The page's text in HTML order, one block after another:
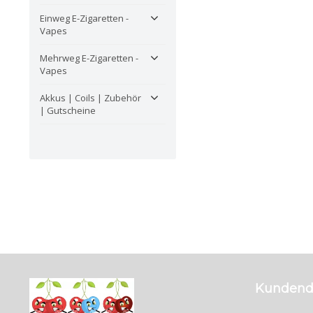
Einweg E-Zigaretten -
Vapes
Mehrweg E-Zigaretten -
Vapes
Akkus | Coils | Zubehör
| Gutscheine